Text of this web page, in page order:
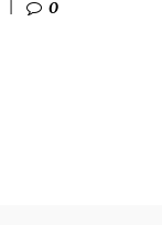
0